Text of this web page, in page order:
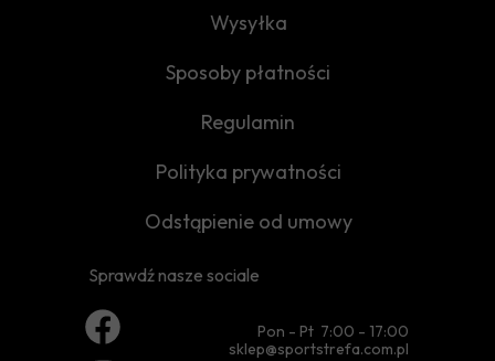
Pon - Pt 7:00 - 17:00
sklep@sportstrefa.com.pl
Sprawdź nasze sociale
Odstąpienie od umowy
Polityka prywatności
Regulamin
Sposoby płatności
Wysyłka